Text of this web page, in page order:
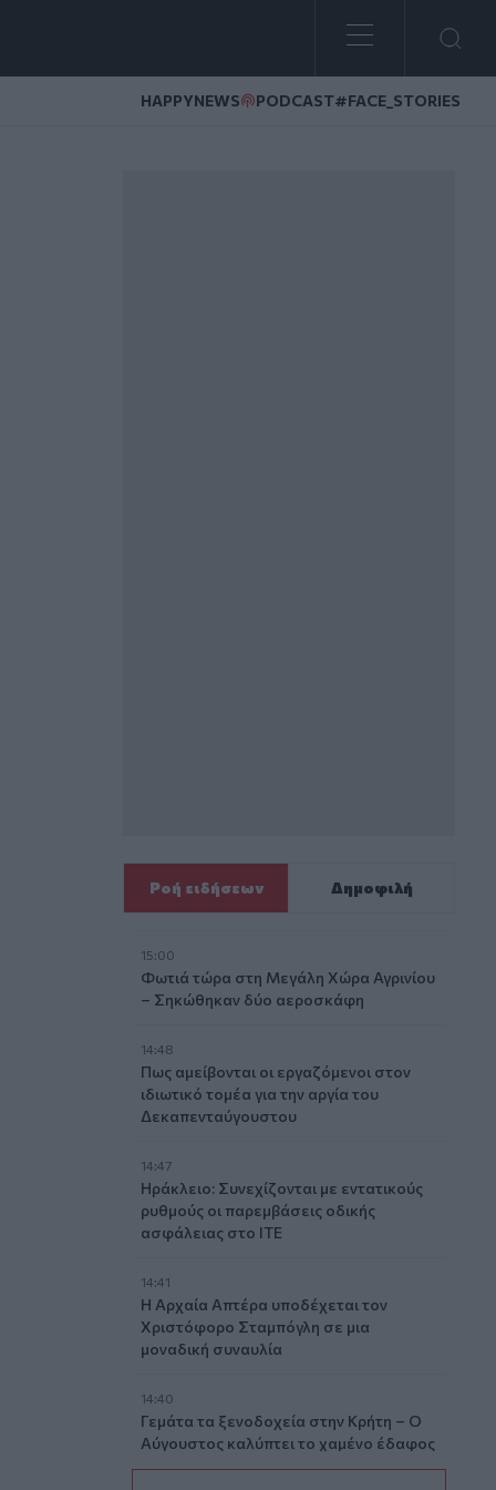
HAPPYNEWS PODCAST#FACE_STORIES
Ροή ειδήσεων Δημοφιλή
15:00
Φωτιά τώρα στη Μεγάλη Χώρα Αγρινίου
– Σηκώθηκαν δύο αεροσκάφη
14:48
Πως αμείβονται οι εργαζόμενοι στον
ιδιωτικό τομέα για την αργία του
Δεκαπενταύγουστου
14:47
Ηράκλειο: Συνεχίζονται με εντατικούς
ρυθμούς οι παρεμβάσεις οδικής
ασφάλειας στο ΙΤΕ
14:41
Η Αρχαία Απτέρα υποδέχεται τον
Χριστόφορο Σταμπόγλη σε μια
μοναδική συναυλία
14:40
Γεμάτα τα ξενοδοχεία στην Κρήτη – Ο
Αύγουστος καλύπτει το χαμένο έδαφος
του Ιουλίου